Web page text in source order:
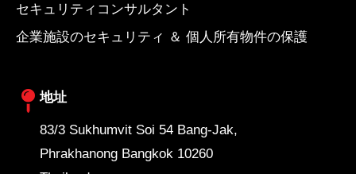
セキュリティコンサルタント
企業施設のセキュリティ ＆ 個人所有物件の保護
地址
83/3 Sukhumvit Soi 54 Bang-Jak,
Phrakhanong Bangkok 10260